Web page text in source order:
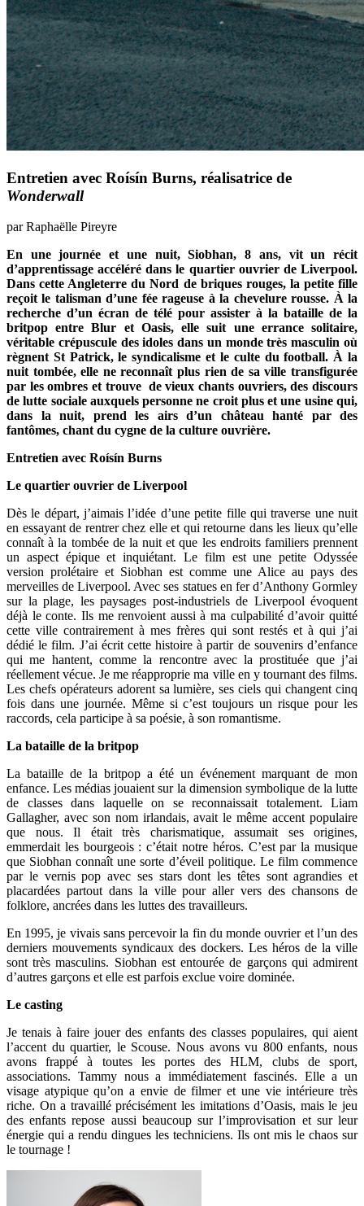
Entretien avec Roísín Burns, réalisatrice de
Wonderwall
par Raphaëlle Pireyre
En une journée et une nuit, Siobhan, 8 ans, vit un récit
d’apprentissage accéléré dans le quartier ouvrier de Liverpool.
Dans cette Angleterre du Nord de briques rouges, la petite fille
reçoit le talisman d’une fée rageuse à la chevelure rousse. À la
recherche d’un écran de télé pour assister à la bataille de la
britpop entre Blur et Oasis, elle suit une errance solitaire,
véritable crépuscule des idoles dans un monde très masculin où
règnent St Patrick, le syndicalisme et le culte du football. À la
nuit tombée, elle ne reconnaît plus rien de sa ville transfigurée
par les ombres et trouve de vieux chants ouvriers, des discours
de lutte sociale auxquels personne ne croit plus et une usine qui,
dans la nuit, prend les airs d’un château hanté par des
fantômes, chant du cygne de la culture ouvrière.
Entretien avec Roísín Burns
Le quartier ouvrier de Liverpool
Dès le départ, j’aimais l’idée d’une petite fille qui traverse une nuit
en essayant de rentrer chez elle et qui retourne dans les lieux qu’elle
connaît à la tombée de la nuit et que les endroits familiers prennent
un aspect épique et inquiétant. Le film est une petite Odyssée
version prolétaire et Siobhan est comme une Alice au pays des
merveilles de Liverpool. Avec ses statues en fer d’Anthony Gormley
sur la plage, les paysages post-industriels de Liverpool évoquent
déjà le conte. Ils me renvoient aussi à ma culpabilité d’avoir quitté
cette ville contrairement à mes frères qui sont restés et à qui j’ai
dédié le film. J’ai écrit cette histoire à partir de souvenirs d’enfance
qui me hantent, comme la rencontre avec la prostituée que j’ai
réellement vécue. Je me réapproprie ma ville en y tournant des films.
Les chefs opérateurs adorent sa lumière, ses ciels qui changent cinq
fois dans une journée. Même si c’est toujours un risque pour les
raccords, cela participe à sa poésie, à son romantisme.
La bataille de la britpop
La bataille de la britpop a été un événement marquant de mon
enfance. Les médias jouaient sur la dimension symbolique de la lutte
de classes dans laquelle on se reconnaissait totalement. Liam
Gallagher, avec son nom irlandais, avait le même accent populaire
que nous. Il était très charismatique, assumait ses origines,
emmerdait les bourgeois : c’était notre héros. C’est par la musique
que Siobhan connaît une sorte d’éveil politique. Le film commence
par le vernis pop avec ses stars dont les têtes sont agrandies et
placardées partout dans la ville pour aller vers des chansons de
folklore, ancrées dans les luttes des travailleurs.
En 1995, je vivais sans percevoir la fin du monde ouvrier et l’un des
derniers mouvements syndicaux des dockers. Les héros de la ville
sont très masculins. Siobhan est entourée de garçons qui admirent
d’autres garçons et elle est parfois exclue voire dominée.
Le casting
Je tenais à faire jouer des enfants des classes populaires, qui aient
l’accent du quartier, le Scouse. Nous avons vu 800 enfants, nous
avons frappé à toutes les portes des HLM, clubs de sport,
associations. Tammy nous a immédiatement fascinés. Elle a un
visage atypique qu’on a envie de filmer et une vie intérieure très
riche. On a travaillé précisément les imitations d’Oasis, mais le jeu
des enfants repose aussi beaucoup sur l’improvisation et sur leur
énergie qui a rendu dingues les techniciens. Ils ont mis le chaos sur
le tournage !